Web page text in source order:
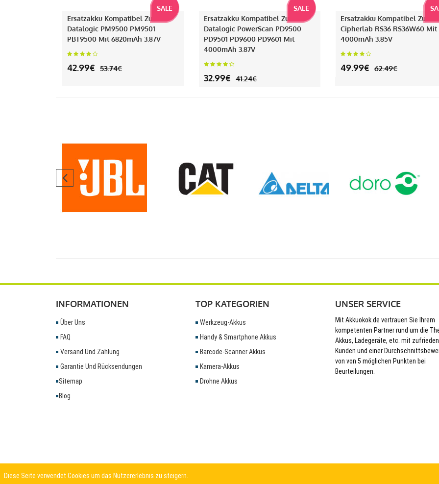
SALE
Ersatzakku Kompatibel Zu
Datalogic PM9500 PM9501
PBT9500 Mit 6820mAh 3.87V
42.99€ 53.74€
SALE
Ersatzakku Kompatibel Zu
Datalogic PowerScan PD9500
PD9501 PD9600 PD9601 Mit
4000mAh 3.87V
32.99€ 41.24€
Ersatzakku Kompatibel Zu
Cipherlab RS36 RS36W60 Mit
4000mAh 3.85V
49.99€ 62.49€
INFORMATIONEN
Über Uns
FAQ
Versand Und Zahlung
Garantie Und Rücksendungen
Sitemap
Blog
TOP KATEGORIEN
Werkzeug-Akkus
Handy & Smartphone Akkus
Barcode-Scanner Akkus
Kamera-Akkus
Drohne Akkus
UNSER SERVICE
Mit Akkuokok.de vertrauen Sie Ihrem
kompetenten Partner rund um die
Akkus, Ladegeräte, etc. mit
Kunden und einer
von von 5 möglichen Punkten bei
Beurteilungen.
Diese Seite verwendet Cookies um das Nutzererlebnis zu steigern.